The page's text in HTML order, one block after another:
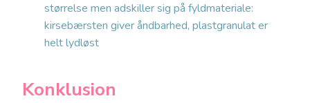
størrelse men adskiller sig på fyldmateriale:
kirsebærsten giver åndbarhed, plastgranulat er
helt lydløst
Konklusion